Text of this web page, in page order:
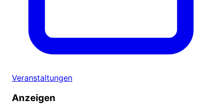
Veranstaltungen
Anzeigen